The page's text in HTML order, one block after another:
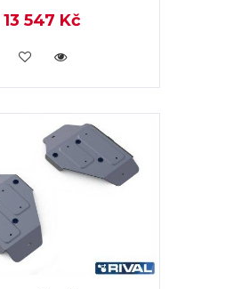
13 547 Kč
KOUPIT